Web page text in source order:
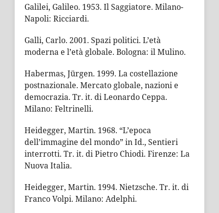
Galilei, Galileo. 1953. Il Saggiatore. Milano-
Napoli: Ricciardi.
Galli, Carlo. 2001. Spazi politici. L’età
moderna e l’età globale. Bologna: il Mulino.
Habermas, Jürgen. 1999. La costellazione
postnazionale. Mercato globale, nazioni e
democrazia. Tr. it. di Leonardo Ceppa.
Milano: Feltrinelli.
Heidegger, Martin. 1968. “L’epoca
dell’immagine del mondo” in Id., Sentieri
interrotti. Tr. it. di Pietro Chiodi. Firenze: La
Nuova Italia.
Heidegger, Martin. 1994. Nietzsche. Tr. it. di
Franco Volpi. Milano: Adelphi.